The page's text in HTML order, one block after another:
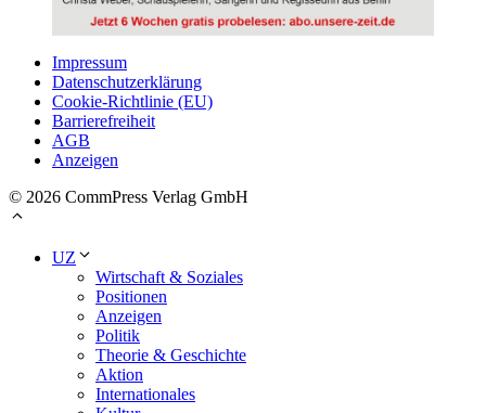
Impressum
Datenschutzerklärung
Cookie-Richtlinie (EU)
Barrierefreiheit
AGB
Anzeigen
© 2026 CommPress Verlag GmbH
UZ
Wirtschaft & Soziales
Positionen
Anzeigen
Politik
Theorie & Geschichte
Aktion
Internationales